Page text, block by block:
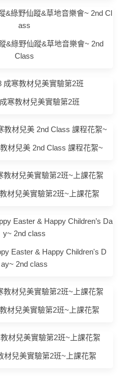
&綠野仙蹤&草地音樂會~ 2nd
Class
寒教材兒美實驗第2班
材兒美 2nd Class 課程花絮~
材兒美實驗第2班~上課花絮
Easter & Happy Children's D
ay~ 2nd class
材兒美實驗第2班~上課花絮
材兒美實驗第2班~上課花絮